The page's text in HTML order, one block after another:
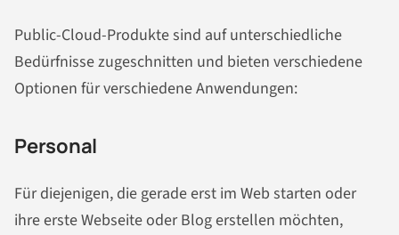
Public-Cloud-Produkte sind auf unterschiedliche
Bedürfnisse zugeschnitten und bieten verschiedene
Optionen für verschiedene Anwendungen:
Personal
Für diejenigen, die gerade erst im Web starten oder
ihre erste Webseite oder Blog erstellen möchten,